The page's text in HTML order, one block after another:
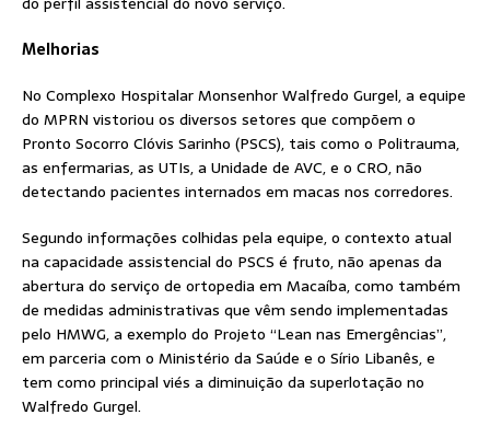
Melhorias
No Complexo Hospitalar Monsenhor Walfredo Gurgel, a equipe
do MPRN vistoriou os diversos setores que compõem o
Pronto Socorro Clóvis Sarinho (PSCS), tais como o Politrauma,
as enfermarias, as UTIs, a Unidade de AVC, e o CRO, não
detectando pacientes internados em macas nos corredores.
Segundo informações colhidas pela equipe, o contexto atual
na capacidade assistencial do PSCS é fruto, não apenas da
abertura do serviço de ortopedia em Macaíba, como também
de medidas administrativas que vêm sendo implementadas
pelo HMWG, a exemplo do Projeto “Lean nas Emergências”,
em parceria com o Ministério da Saúde e o Sírio Libanês, e
tem como principal viés a diminuição da superlotação no
Walfredo Gurgel.